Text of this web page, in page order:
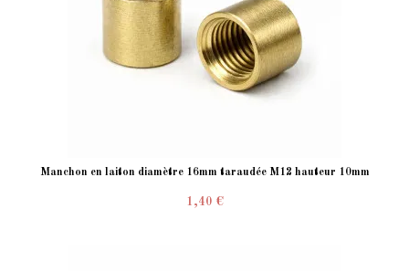
Manchon en laiton diamètre 16mm taraudée M12 hauteur 10mm
1,40 €